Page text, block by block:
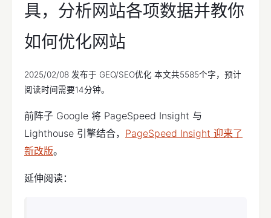
具，分析网站各项数据并教你
如何优化网站
2025/02/08 发布于 GEO/SEO优化 本文共5585个字，预计
阅读时间需要14分钟。
前阵子 Google 将 PageSpeed Insight 与
Lighthouse 引擎结合， PageSpeed Insight 迎来了
新改版。
延伸阅读：